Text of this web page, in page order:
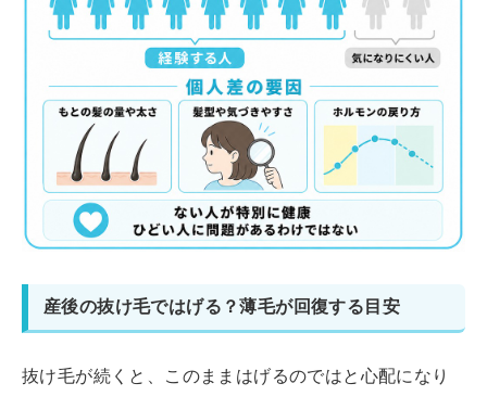
産後の抜け毛ではげる？薄毛が回復する目安
抜け毛が続くと、このままはげるのではと心配になり